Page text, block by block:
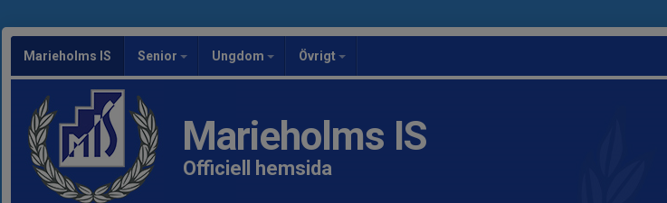
Marieholms IS Senior Ungdom Övrigt
Marieholms IS
Officiell hemsida